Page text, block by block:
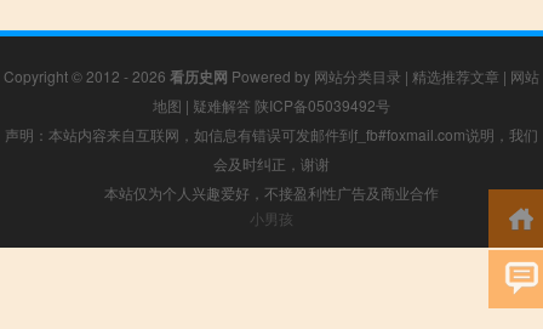
Copyright © 2012 - 2026 看历史网 Powered by 网站分类目录 | 精选推荐文章 | 网站
地图 | 疑难解答 陕ICP备05039492号
声明：本站内容来自互联网，如信息有错误可发邮件到f_fb#foxmail.com说明，我们
会及时纠正，谢谢
本站仅为个人兴趣爱好，不接盈利性广告及商业合作
小男孩